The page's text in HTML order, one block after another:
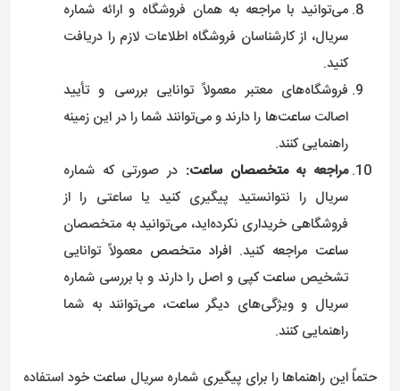
می‌توانید با مراجعه به همان فروشگاه و ارائه شماره
سریال، از کارشناسان فروشگاه اطلاعات لازم را دریافت
کنید.
فروشگاه‌های معتبر معمولاً توانایی بررسی و تأیید
اصالتساعت‌ها را دارند و می‌توانند شما را در این زمینه
راهنمایی کنند.
مراجعه بهمتخصصان ساعت: در صورتی که شماره
سریال را نتوانستید پیگیری کنید یا ساعتی را از
فروشگاهی خریداری نکرده‌اید، می‌توانید به متخصصان
ساعت مراجعه کنید. افراد متخصص معمولاً توانایی
تشخیص ساعتکپی و اصل را دارند و با بررسی شماره
سریال و ویژگی‌های دیگرساعت، می‌توانند به شما
راهنمایی کنند.
حتماً این راهنماها را برای پیگیری شماره سریال ساعت خود استفاده